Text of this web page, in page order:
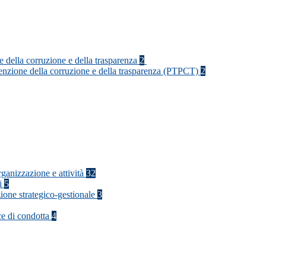
della corruzione e della trasparenza 2
della corruzione e della trasparenza (PTPCT) 2
e attività 32
5
strategico-gestionale 3
di condotta 4